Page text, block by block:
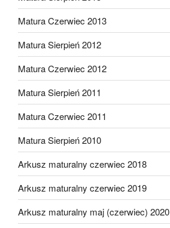
Matura Czerwiec 2013
Matura Sierpień 2012
Matura Czerwiec 2012
Matura Sierpień 2011
Matura Czerwiec 2011
Matura Sierpień 2010
Arkusz maturalny czerwiec 2018
Arkusz maturalny czerwiec 2019
Arkusz maturalny maj (czerwiec) 2020